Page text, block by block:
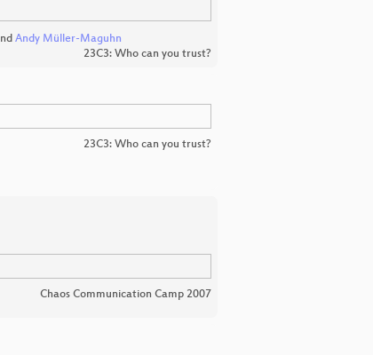
Andy Müller-Maguhn
23C3: Who can you trust?
23C3: Who can you trust?
Chaos Communication Camp 2007